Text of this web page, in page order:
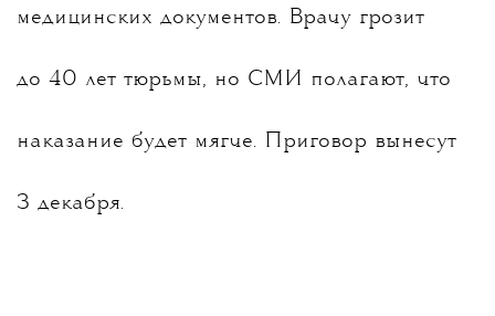
медицинских документов. Врачу грозит
до 40 лет тюрьмы, но СМИ полагают, что
наказание будет мягче. Приговор вынесут
3 декабря.